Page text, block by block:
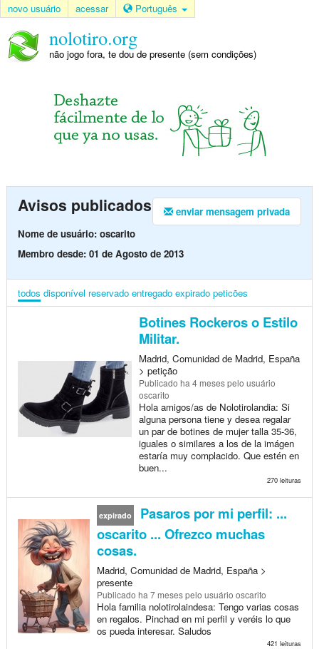
novo usuário acessar Português
nolotiro.org
não jogo fora, te dou de presente (sem condições)
enviar mensagem privada
Avisos publicados
Nome de usuário: oscarito
Membro desde: 01 de Agosto de 2013
todos disponível reservado entregado expirado peticões
Botines Rockeros o Estilo
Militar.
Madrid, Comunidad de Madrid, España
> petição
Publicado ha 4 mesespelo usuário
oscarito
Hola amigos/as de Nolotirolandia: Si
alguna persona tiene y desea regalar
un par de botines de mujer talla 35-36,
iguales o similares a los de la imágen
estaría muy complacido. Que estén en
buen...
270 leituras
expirado
Pasaros por mi perfil: ...
oscarito ... Ofrezco muchas
cosas.
Madrid, Comunidad de Madrid, España >
presente
Publicado ha 7 mesespelo usuário oscarito
Hola familia nolotirolaindesa: Tengo varias cosas
en regalos. Pinchad en mi perfil y veréis lo que
os pueda interesar. Saludos
421 leituras